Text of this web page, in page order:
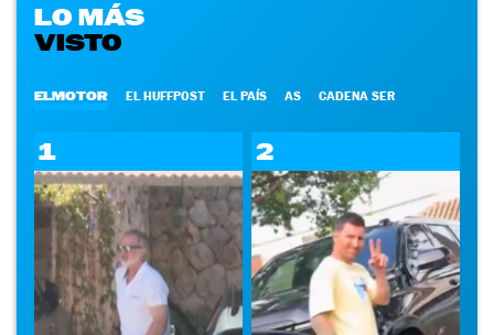
LO MÁS
VISTO
ELMOTOR EL HUFFPOST EL PAÍS AS CADENA SER
1 2